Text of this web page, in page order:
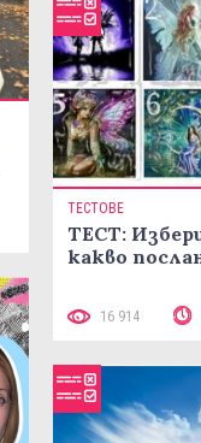
ТЕСТОВЕ
ТЕСТ:
какво
16 914